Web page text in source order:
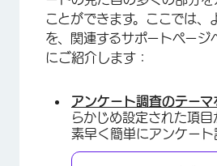
ことができます。ここでは、
を、関連するサポートページ
にご紹介します：
アンケート調査のテーマ
らかじめ設定された項目
素早く簡単にアンケート